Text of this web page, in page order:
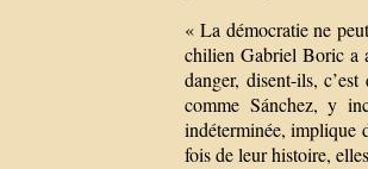
« La démocratie ne
chilien Gabriel Boric a
danger, disent-ils,
comme Sánchez, y
indéterminée, implique
fois de leur histoire,